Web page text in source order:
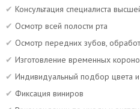
Консультация специалиста
Осмотр всей полости рта
Осмотр передних зубов,
Изготовление временных
Индивидуальный подбор цвета
Фиксация виниров